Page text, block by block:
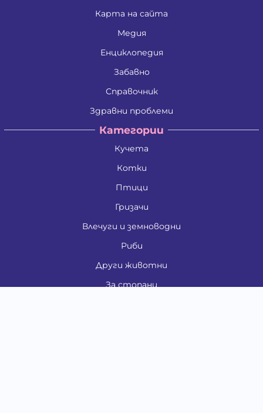
Карта на сайта
Медия
Енциклопедия
Забавно
Справочник
Здравни проблеми
Категории
Кучета
Котки
Птици
Гризачи
Влечуги и земноводни
Риби
Други животни
За стопани